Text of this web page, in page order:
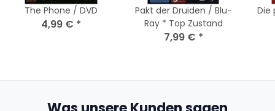
The Phone / DVD
4,99 € *
Pakt der Druiden / Blu-
Ray * Top Zustand
7,99 € *
Die